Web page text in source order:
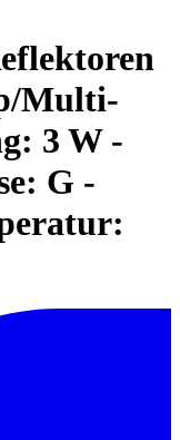
Multi-
3 W -
G -